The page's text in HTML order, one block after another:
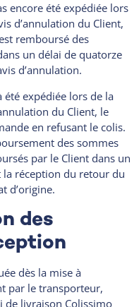
encore été expédiée lors
d’annulation du Client,
remboursé des
un délai de quatorze
d’annulation.
été expédiée lors de la
du Client, le
en refusant le colis.
des sommes
par le Client dans un
réception du retour du
d’origine.
des
dès la mise à
par le transporteur,
de livraison Colissimo